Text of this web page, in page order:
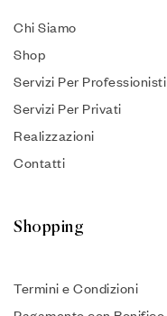
Chi Siamo
Shop
Servizi Per Professionisti
Servizi Per Privati
Realizzazioni
Contatti
Shopping
Termini e Condizioni